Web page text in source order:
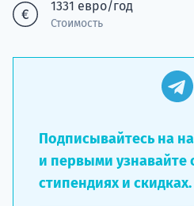
1331 евро/год
Стоимость
Подписывайтесь на
и первыми узнавайте
стипендиях и скидках.